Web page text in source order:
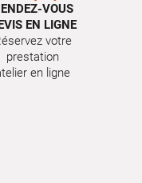
VOUS
EN LIGNE
votre
prestation
en ligne